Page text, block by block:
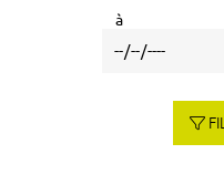
à